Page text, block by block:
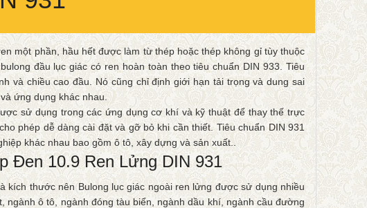
một phần, hầu hết được làm từ thép hoặc thép không gỉ tùy thuộc
đầu lục giác có ren hoàn toàn theo tiêu chuẩn DIN 933. Tiêu
và chiều cao đầu. Nó cũng chỉ định giới hạn tải trọng và dung sai
ứng dụng khác nhau.
sử dụng trong các ứng dụng cơ khí và kỹ thuật để thay thế trực
phép dễ dàng cài đặt và gỡ bỏ khi cần thiết. Tiêu chuẩn DIN 931
khác nhau bao gồm ô tô, xây dựng và sản xuất..
Đen 10.9 Ren Lửng DIN 931
kích thước nên Bulong lục giác ngoài ren lửng được sử dụng nhiều
ô tô, ngành đóng tàu biển, ngành dầu khí, ngành cầu đường